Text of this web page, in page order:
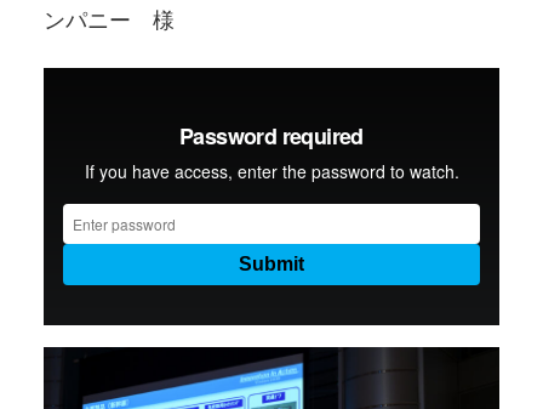
ンパニー 様